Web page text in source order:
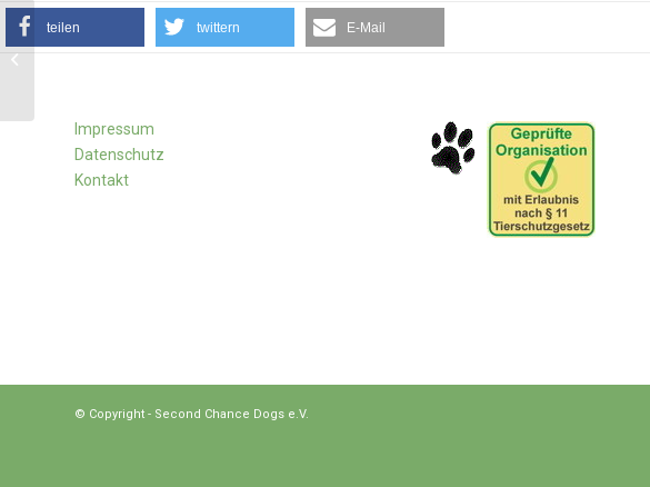
teilen twittern E-Mail
Impressum
Datenschutz
Kontakt
© Copyright - Second Chance Dogs e.V.